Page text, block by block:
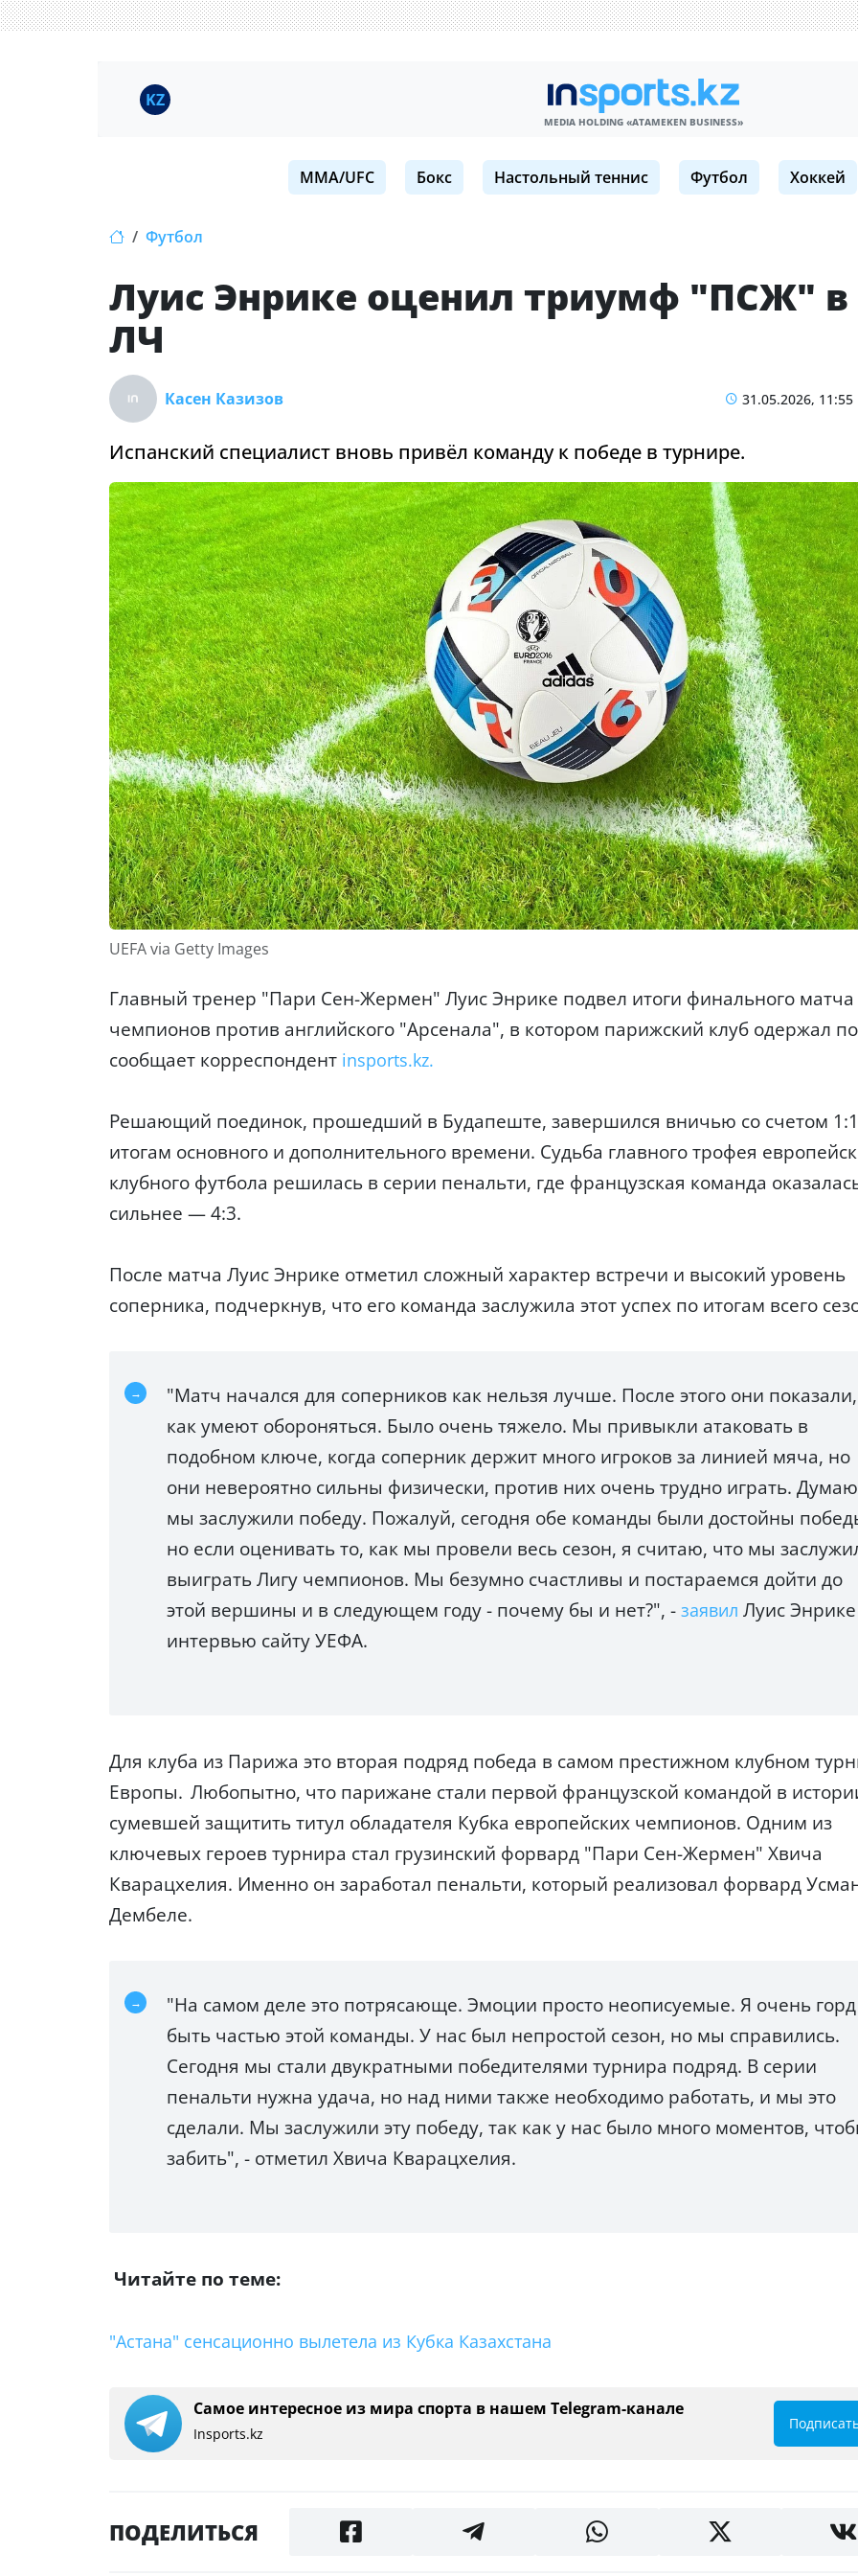
KZ
MEDIA HOLDING «ATAMEKЕN BUSINESS»
MMA/UFC Бокс Настольный теннис Футбол Хоккей
Футбол
Луис Энрике оценил триумф "ПСЖ" в
ЛЧ
Касен Казизов 31.05.2026, 11:55
Испанский специалист вновь привёл команду к победе в турнире.
UEFA via Getty Images
Главный тренер "Пари Сен-Жермен" Луис Энрике подвел итоги финального
чемпионов против английского "Арсенала", в котором парижский клуб одержал
сообщает корреспондент insports.kz.
Решающий поединок, прошедший в Будапеште, завершился вничью со счетом
итогам основного и дополнительного времени. Судьба главного трофея
клубного футбола решилась в серии пенальти, где французская команда
сильнее — 4:3.
После матча Луис Энрике отметил сложный характер встречи и высокий уровень
соперника, подчеркнув, что его команда заслужила этот успех по итогам всего
"Матч начался для соперников как нельзя лучше. После этого они показали,
как умеют обороняться. Было очень тяжело. Мы привыкли атаковать в
подобном ключе, когда соперник держит много игроков за линией мяча, но
они невероятно сильны физически, против них очень трудно играть.
мы заслужили победу. Пожалуй, сегодня обе команды были достойны
но если оценивать то, как мы провели весь сезон, я считаю, что мы
выиграть Лигу чемпионов. Мы безумно счастливы и постараемся дойти до
этой вершины и в следующем году - почему бы и нет?", - заявил Луис
интервью сайту УЕФА.
Для клуба из Парижа это вторая подряд победа в самом престижном клубном
Европы. Любопытно, что парижане стали первой французской командой в
сумевшей защитить титул обладателя Кубка европейских чемпионов. Одним из
ключевых героев турнира стал грузинский форвард "Пари Сен-Жермен" Хвича
Кварацхелия. Именно он заработал пенальти, который реализовал форвард
Дембеле.
"На самом деле это потрясающе. Эмоции просто неописуемые. Я очень горд
быть частью этой команды. У нас был непростой сезон, но мы справились.
Сегодня мы стали двукратными победителями турнира подряд. В серии
пенальти нужна удача, но над ними также необходимо работать, и мы это
сделали. Мы заслужили эту победу, так как у нас было много моментов,
забить", - отметил Хвича Кварацхелия.
Читайте по теме:
"Астана" сенсационно вылетела из Кубка Казахстана
Самое интересное из мира спорта в нашем Telegram-канале
Insports.kz
ПОДЕЛИТЬСЯ